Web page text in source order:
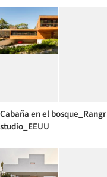
Cabaña en el bosque_Rangr
studio_EEUU